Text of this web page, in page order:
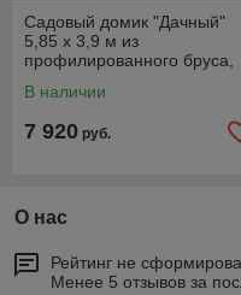
Садовый домик "Дачный"
5,85 х 3,9 м из
профилированного бруса,
комплектация)
В наличии
7 920 руб.
О нас
Рейтинг не
Менее 5 отзывов за